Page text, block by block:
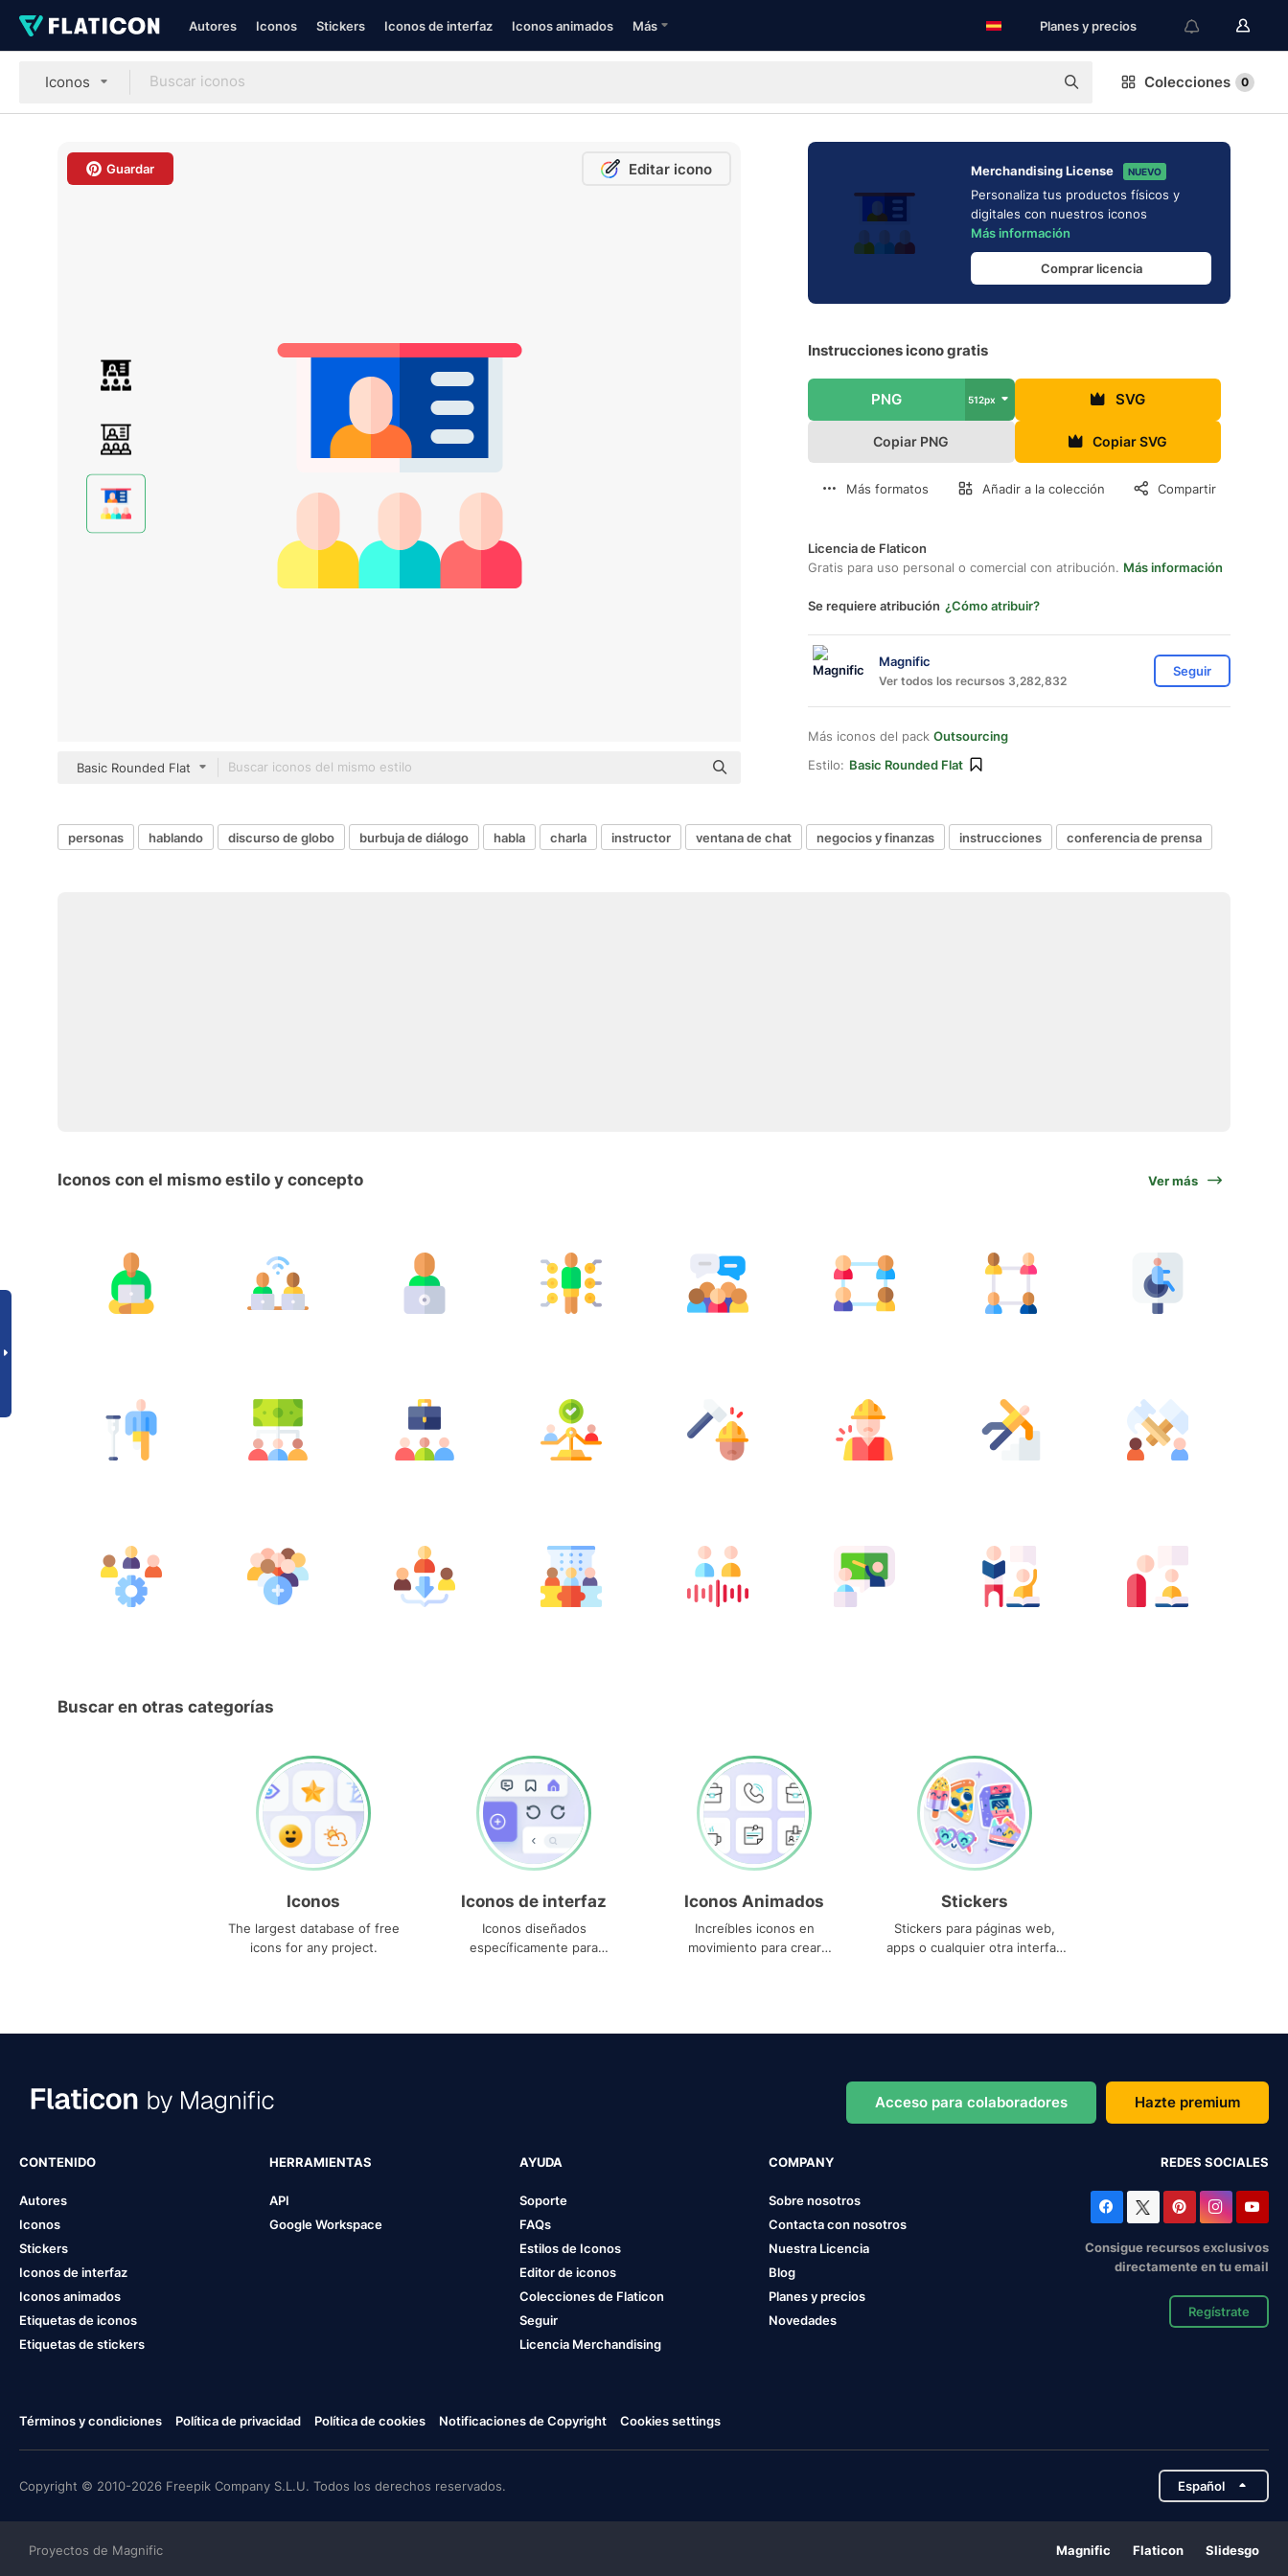
Autores Iconos Stickers Iconos de interfaz Iconos animados Más Planes y precios
Iconos Colecciones 0
Guardar Editar icono
Basic Rounded Flat
Merchandising License NUEVO
Personaliza tus productos físicos y
digitales con nuestros iconos
Más información
Comprar licencia
Instrucciones icono gratis
PNG 512px SVG
Copiar PNG Copiar SVG
Más formatos Añadir a la colección Compartir
Licencia de Flaticon
Gratis para uso personal o comercial con atribución. Más información
Se requiere atribución ¿Cómo atribuir?
Magnific
Ver todos los recursos 3,282,832
Seguir
Más iconos del pack Outsourcing
Estilo: Basic Rounded Flat
personas hablando discurso de globo burbuja de diálogo habla charla instructor ventana de chat negocios y finanzas instrucciones conferencia de prensa
Iconos con el mismo estilo y concepto Ver más
Buscar en otras categorías
Iconos
The largest database of free
icons for any project.
Iconos de interfaz
Iconos diseñados
específicamente para
Iconos Animados
Increíbles iconos en
movimiento para crear
Stickers
Stickers para páginas web,
apps o cualquier otra interfaz
Acceso para colaboradores Hazte premium
CONTENIDO
Autores
Iconos
Stickers
Iconos de interfaz
Iconos animados
Etiquetas de iconos
Etiquetas de stickers
HERRAMIENTAS
API
Google Workspace
AYUDA
Soporte
FAQs
Estilos de Iconos
Editor de iconos
Colecciones de Flaticon
Seguir
Licencia Merchandising
COMPANY
Sobre nosotros
Contacta con nosotros
Nuestra Licencia
Blog
Planes y precios
Novedades
REDES SOCIALES
Consigue recursos exclusivos
directamente en tu email
Regístrate
Términos y condiciones Política de privacidad Política de cookies Notificaciones de Copyright Cookies settings
Copyright © 2010-2026 Freepik Company S.L.U. Todos los derechos reservados. Español
Proyectos de Magnific Magnific Flaticon Slidesgo